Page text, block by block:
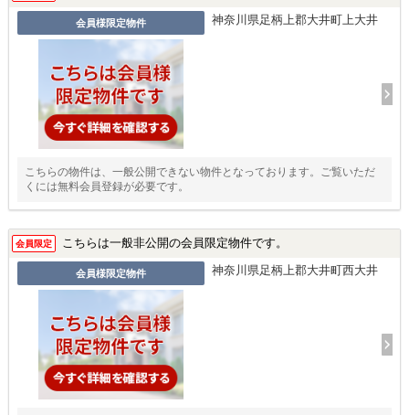
会員様限定物件 神奈川県足柄上郡大井町上大井
こちらの物件は、一般公開できない物件となっております。ご覧いただ
くには無料会員登録が必要です。
会員限定 こちらは一般非公開の会員限定物件です。
会員様限定物件 神奈川県足柄上郡大井町西大井